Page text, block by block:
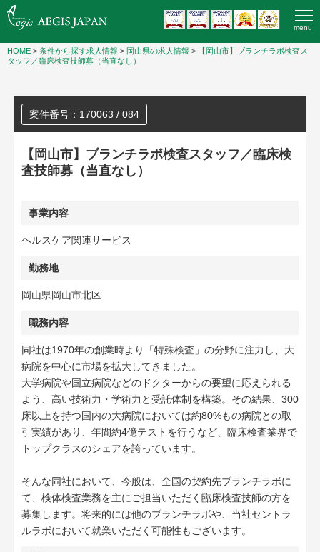
menu
HOME > 条件から探す求人情報 > 岡山県の求人情報 >
【岡山市】ブランチラボ検査ス
タッフ／臨床検査技師募（当直なし）
案件番号：170063 / 084
【岡山市】ブランチラボ検査スタッフ／臨床検
査技師募（当直なし）
事業内容
ヘルスケア関連サービス
勤務地
岡山県岡山市北区
職務内容
同社は1970年の創業時より「特殊検査」の分野に注力し、大
病院を中心に市場を拡大してきました。
大学病院や国立病院などのドクターからの要望に応えられる
よう、高い技術力・学術力と受託体制を構築。その結果、300
床以上を持つ国内の大病院においては約80%もの病院との取
引実績があり、年間約4億テストを行うなど、臨床検査業界で
トップクラスのシェアを誇っています。
そんな同社において、今般は、全国の契約先ブランチラボに
て、検体検査業務を主にご担当いただく臨床検査技師の方を
募集します。将来的には他のブランチラボや、当社セントラ
ルラボにおいて就業いただく可能性もございます。